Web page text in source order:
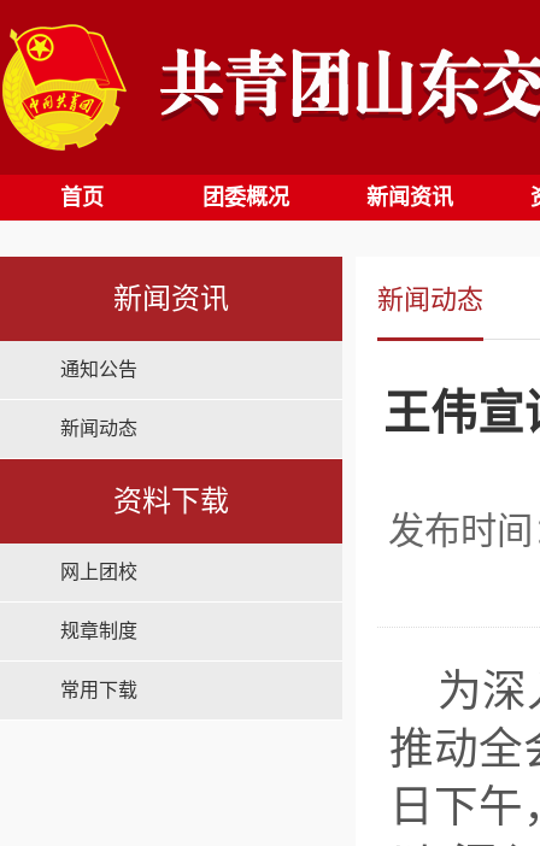
首页 团委概况 新闻资讯
新闻资讯
通知公告
新闻动态
资料下载
网上团校
规章制度
常用下载
新闻动态
王伟宣
发布时
为
推动全
日下